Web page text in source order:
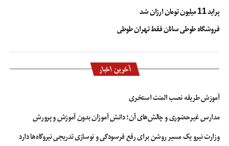
جام جهانی
پراید 11 میلیون تومان ارزان شد
فروشگاه طوطی سانان فقط تهران طوطی
آخرین اخبار
آموزش طریقه نصب المنت استخری
مدارس غیرحضوری و چالش‌های آن؛ دانش آموزان بدون آموزش و پرورش
وزارت نیرو یک مسیر روشن برای رفع فرسودگی و نوسازی تدریجی نیروگاه‌ها دارد